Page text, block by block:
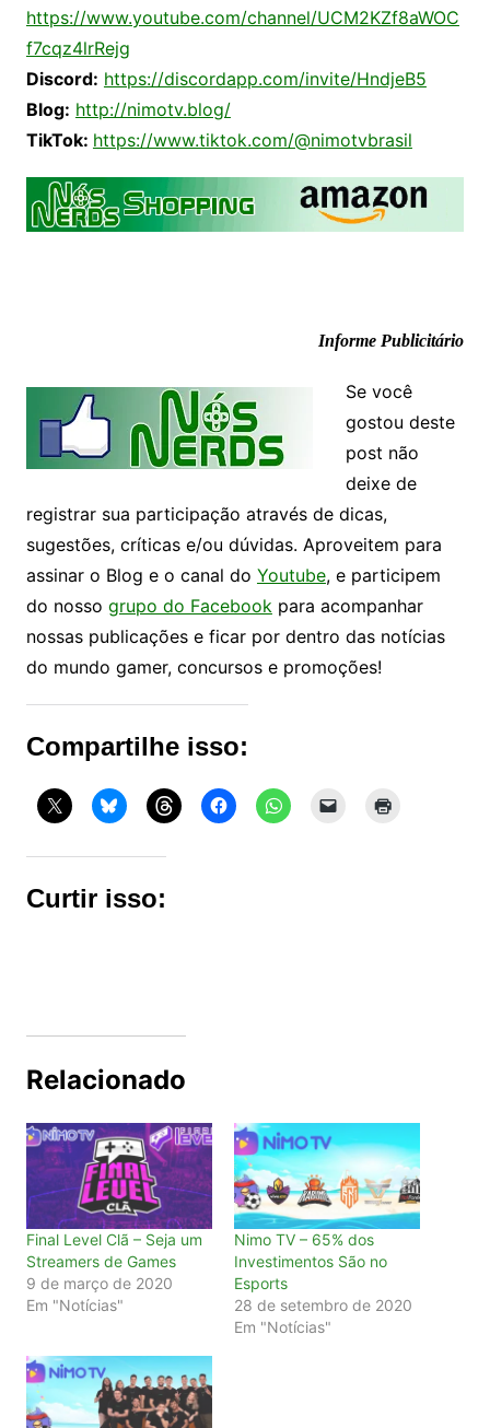
https://www.youtube.com/channel/UCM2KZf8aWOC
f7cqz4lrRejg
Discord: https://discordapp.com/invite/HndjeB5
Blog: http://nimotv.blog/
TikTok: https://www.tiktok.com/@nimotvbrasil
Informe Publicitário
Se você
gostou deste
post não
deixe de
registrar sua participação através de dicas,
sugestões, críticas e/ou dúvidas. Aproveitem para
assinar o Blog e o canal do Youtube, e participem
do nosso grupo do Facebookpara acompanhar
nossas publicações e ficar por dentro das notícias
do mundo gamer, concursos e promoções!
Compartilhe isso:
Curtir isso:
Relacionado
Final Level Clã – Seja um
Streamers de Games
9 de março de 2020
Em "Notícias"
Nimo TV – 65% dos
Investimentos São no
Esports
28 de setembro de 2020
Em "Notícias"